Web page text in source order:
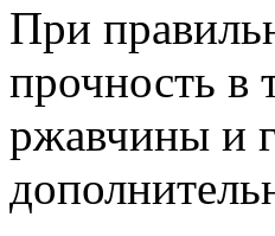
При
прочность в
ржавчины и